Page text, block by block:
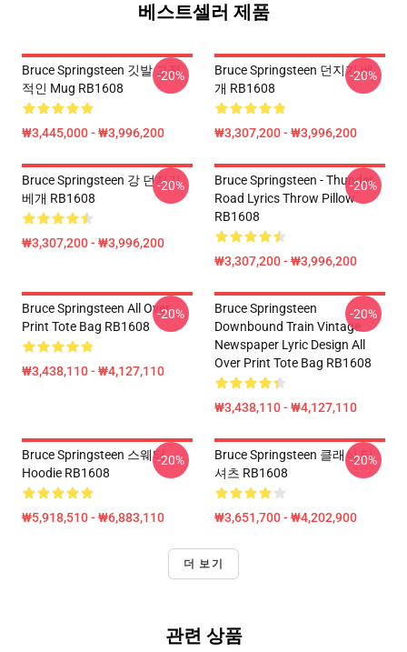
베스트셀러 제품
Bruce Springsteen 깃발 고전
적인 Mug RB1608
₩3,445,000 - ₩3,996,200
-20%
Bruce Springsteen 던지기 베
개 RB1608
₩3,307,200 - ₩3,996,200
-20%
Bruce Springsteen 강 던지기
베개 RB1608
₩3,307,200 - ₩3,996,200
-20%
Bruce Springsteen - Thunder
Road Lyrics Throw Pillow
RB1608
₩3,307,200 - ₩3,996,200
-20%
Bruce Springsteen All Over
Print Tote Bag RB1608
₩3,438,110 - ₩4,127,110
-20%
Bruce Springsteen
Downbound Train Vintage
Newspaper Lyric Design All
Over Print Tote Bag RB1608
₩3,438,110 - ₩4,127,110
-20%
Bruce Springsteen 스웨터
Hoodie RB1608
₩5,918,510 - ₩6,883,110
-20%
Bruce Springsteen 클래식 티
셔츠 RB1608
₩3,651,700 - ₩4,202,900
-20%
더 보기
관련 상품